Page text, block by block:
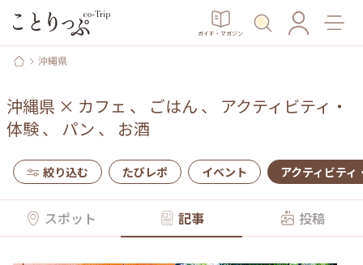
ガイド・マガジン
沖縄県
沖縄県 × カフェ 、 ごはん 、 アクティビティ・
体験、 パン 、 お酒
絞り込む たびレポ イベント アクティビティ
スポット 記事 投稿